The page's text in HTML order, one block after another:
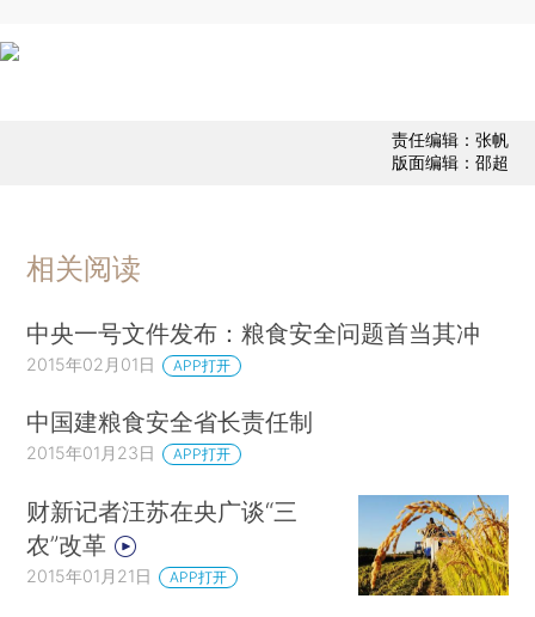
责任编辑：张帆
版面编辑：邵超
相关阅读
中央一号文件发布：粮食安全问题首当其冲
2015年02月01日 APP打开
中国建粮食安全省长责任制
2015年01月23日 APP打开
财新记者汪苏在央广谈“三
农”改革
2015年01月21日 APP打开